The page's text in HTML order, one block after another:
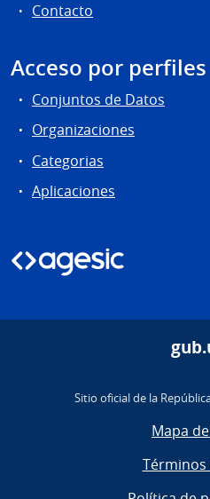
Contacto
Acceso por perfiles
Conjuntos de Datos
Organizaciones
Categorias
Aplicaciones
Sitio oficial de la
Mapa
Términos